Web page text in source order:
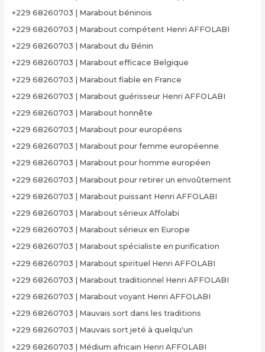
+229 68260703 | Marabout béninois
+229 68260703 | Marabout compétent Henri AFFOLABI
+229 68260703 | Marabout du Bénin
+229 68260703 | Marabout efficace Belgique
+229 68260703 | Marabout fiable en France
+229 68260703 | Marabout guérisseur Henri AFFOLABI
+229 68260703 | Marabout honnête
+229 68260703 | Marabout pour européens
+229 68260703 | Marabout pour femme européenne
+229 68260703 | Marabout pour homme européen
+229 68260703 | Marabout pour retirer un envoûtement
+229 68260703 | Marabout puissant Henri AFFOLABI
+229 68260703 | Marabout sérieux Affolabi
+229 68260703 | Marabout sérieux en Europe
+229 68260703 | Marabout spécialiste en purification
+229 68260703 | Marabout spirituel Henri AFFOLABI
+229 68260703 | Marabout traditionnel Henri AFFOLABI
+229 68260703 | Marabout voyant Henri AFFOLABI
+229 68260703 | Mauvais sort dans les traditions
+229 68260703 | Mauvais sort jeté à quelqu'un
+229 68260703 | Médium africain Henri AFFOLABI